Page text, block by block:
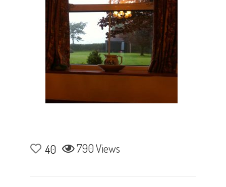
40 790 Views